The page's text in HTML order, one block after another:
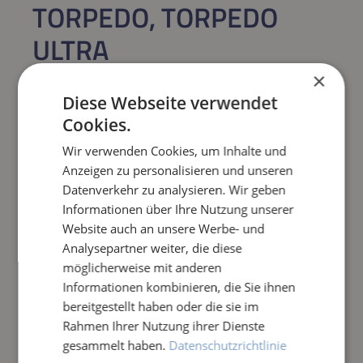
TORPEDO, TORPEDO
ULTRA
VERSCHLUSSKLAMMER
Regulärer Preis:
26,94 €
Preise inkl. MwSt. zzgl. Versandkosten
Sofort verfügbar,Lieferzeit: 1-3 Tage
Produkt Anzahl: Gib den gewünschten
IN DEN WARENKORB
Frage zum Artikel
×
Diese Webseite verwendet
Cookies.
Wir verwenden Cookies, um Inhalte und
Anzeigen zu personalisieren und unseren
Datenverkehr zu analysieren. Wir geben
Informationen über Ihre Nutzung unserer
Website auch an unsere Werbe- und
Analysepartner weiter, die diese
möglicherweise mit anderen
Informationen kombinieren, die Sie ihnen
bereitgestellt haben oder die sie im
Rahmen Ihrer Nutzung ihrer Dienste
gesammelt haben. Datenschutzrichtlinie